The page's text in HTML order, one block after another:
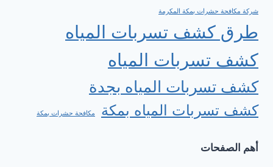
شركة مكافحة حشرات بمكة المكرمة
طرق كشف تسربات المياه
كشف تسربات المياه
كشف تسربات المياه بجدة
كشف تسربات المياه بمكة مكافحة حشرات بمكة
أهم الصفحات